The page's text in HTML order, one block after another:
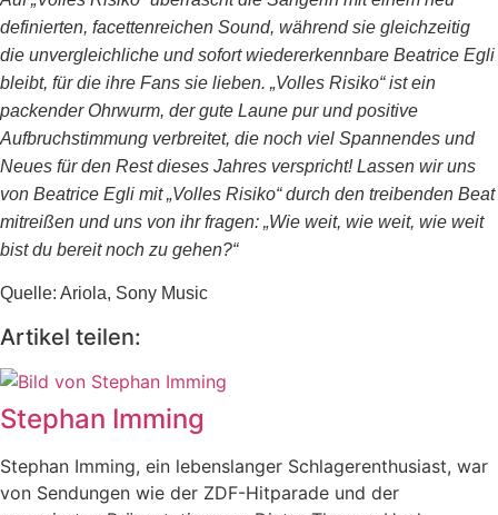
definierten, facettenreichen Sound, während sie gleichzeitig
die unvergleichliche und sofort wiedererkennbare Beatrice Egli
bleibt, für die ihre Fans sie lieben. „Volles Risiko“ ist ein
packender Ohrwurm, der gute Laune pur und positive
Aufbruchstimmung verbreitet, die noch viel Spannendes und
Neues für den Rest dieses Jahres verspricht! Lassen wir uns
von Beatrice Egli mit „Volles Risiko“ durch den treibenden Beat
mitreißen und uns von ihr fragen: „Wie weit, wie weit, wie weit
bist du bereit noch zu gehen?“
Quelle: Ariola, Sony Music
Artikel teilen:
Stephan Imming
Stephan Imming, ein lebenslanger Schlagerenthusiast, war
von Sendungen wie der ZDF-Hitparade und der